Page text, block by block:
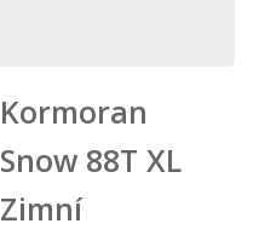
Kormoran
Snow 88T XL
Zimní